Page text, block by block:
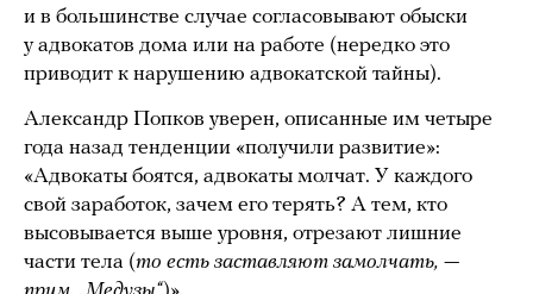
и в большинстве случае согласовывают обыски
у адвокатов дома или на работе (нередко это
приводит к нарушению адвокатской тайны).
Александр Попков уверен, описанные им четыре
года назад тенденции «получили развитие»:
«Адвокаты боятся, адвокаты молчат. У каждого
свой заработок, зачем его терять? А тем, кто
высовывается выше уровня, отрезают лишние
части тела (то есть заставляют замолчать, —